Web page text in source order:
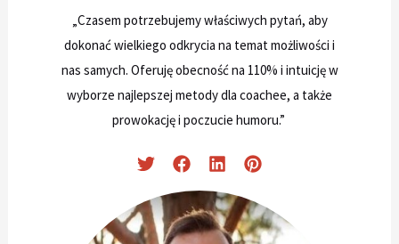
„Czasem potrzebujemy właściwych pytań, aby
dokonać wielkiego odkrycia na temat możliwości i
nas samych. Oferuję obecność na 110% i intuicję w
wyborze najlepszej metody dla coachee, a także
prowokację i poczucie humoru.”